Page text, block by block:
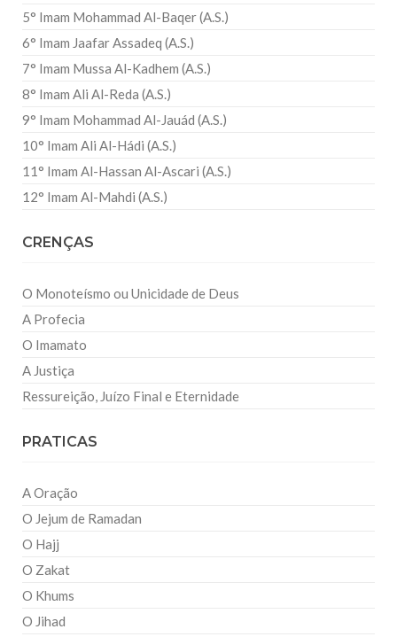
5° Imam Mohammad Al-Baqer (A.S.)
6° Imam Jaafar Assadeq (A.S.)
7° Imam Mussa Al-Kadhem (A.S.)
8° Imam Ali Al-Reda (A.S.)
9° Imam Mohammad Al-Jauád (A.S.)
10° Imam Ali Al-Hádi (A.S.)
11° Imam Al-Hassan Al-Ascari (A.S.)
12° Imam Al-Mahdi (A.S.)
CRENÇAS
O Monoteísmo ou Unicidade de Deus
A Profecia
O Imamato
A Justiça
Ressureição, Juízo Final e Eternidade
PRATICAS
A Oração
O Jejum de Ramadan
O Hajj
O Zakat
O Khums
O Jihad